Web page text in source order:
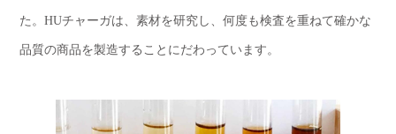
た。HUチャーガは、素材を研究し、何度も検査を重ねて確かな
品質の商品を製造することにだわっています。